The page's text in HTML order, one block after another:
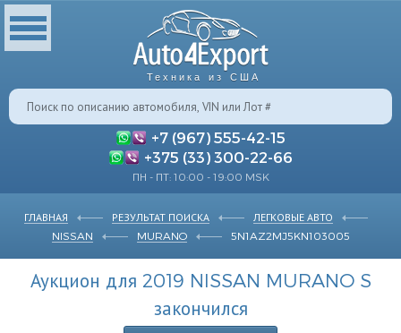
Техника из США
+7 (967) 555-42-15
+375 (33) 300-22-66
ПН - ПТ: 10:00 - 19:00 MSK
ГЛАВНАЯ РЕЗУЛЬТАТ ПОИСКА
ЛЕГКОВЫЕ АВТО
NISSAN
MURANO 5N1AZ2MJ5KN103005
Аукцион для 2019 NISSAN MURANO S
закончился